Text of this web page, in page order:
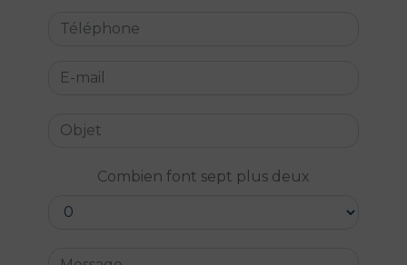
Combien font sept plus deux